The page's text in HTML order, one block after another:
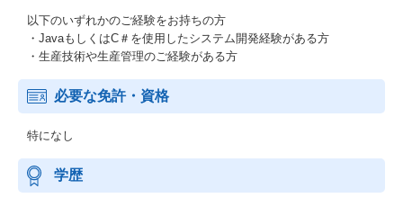
以下のいずれかのご経験をお持ちの方
・JavaもしくはC＃を使用したシステム開発経験がある方
・生産技術や生産管理のご経験がある方
必要な免許・資格
特になし
学歴